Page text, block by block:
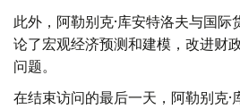
此外，阿勒别克·库安特洛夫与国
论了宏观经济预测和建模，改进财
问题。
在结束访问的最后一天，阿勒别克·